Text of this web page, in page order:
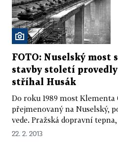
FOTO: Nuselský most
stavby století
stříhal Husák
Do roku 1989 most Klementa
přejmenovaný na Nuselský,
vede. Pražská dopravní tepna,
22. 2. 2013